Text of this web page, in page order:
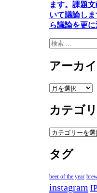
ます。 課題
いて議論しま
ら議論を更
検
アーカ
ア
カ
イ
ブ
カテゴ
カ
ゴ
リ
ー
タグ
beer of the year
instagram